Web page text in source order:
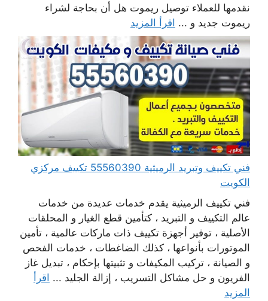
نقدمها للعملاء توصيل ريموت هل أن بحاجة لشراء
ريموت جديد و ... اقرأ المزيد
فني تكييف وتبريد الرميثية 55560390 تكييف مركزي
الكويت
فني تكييف الرميثية يقدم خدمات عديدة من خدمات
عالم التكييف و التبريد ، كتأمين قطع الغيار و المحلقات
الأصلية ، توفير أجهزة تكييف ذات ماركات عالمية ، تأمين
الموتورات بأنواعها ، كذلك الضاغطات ، خدمات الفحص
و الصيانة ، تركيب المكيفات و تثبيتها بإحكام ، تبديل غاز
الفريون و حل مشاكل التسريب ، إزالة الجليد ... اقرأ
المزيد